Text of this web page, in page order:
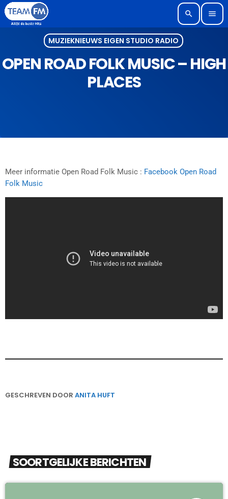
search menu
MUZIEKNIEUWS EIGEN STUDIO RADIO
OPEN ROAD FOLK MUSIC – HIGH
PLACES
Meer informatie Open Road Folk Music : Facebook Open Road
Folk Music
GESCHREVEN DOOR ANITA HUFT
SOORTGELIJKE BERICHTEN